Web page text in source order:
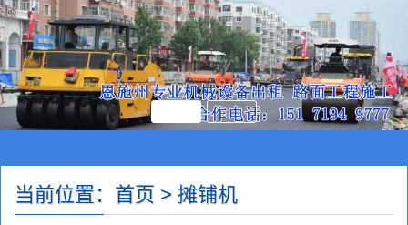
合而不同，为建设
增添色彩
当前位置：首页 > 摊铺机